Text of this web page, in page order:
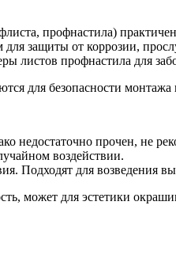
профнастила)
защиты от коррозии,
листов профнастила для
для безопасности монтажа
недостаточно прочен, не
воздействии.
Подходят для возведения
может для эстетики